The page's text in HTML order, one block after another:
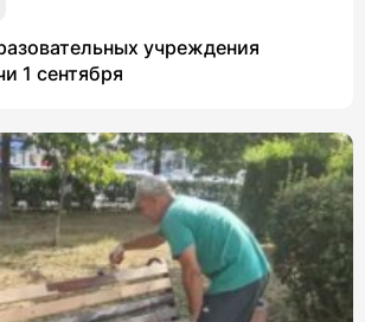
учреждения
1 сентября